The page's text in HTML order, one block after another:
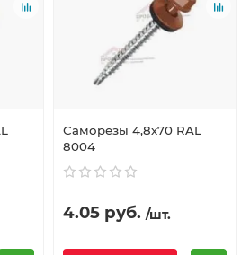
Саморезы 4,8х70 RAL
8004
4.05 руб. /шт.